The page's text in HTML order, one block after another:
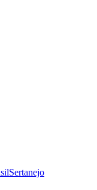
Sertanejo